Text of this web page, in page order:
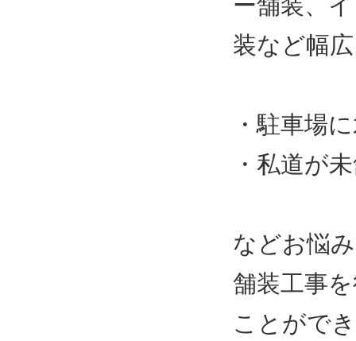
装など幅
・駐車場
・私道が
などお悩
舗装工事
ことがで